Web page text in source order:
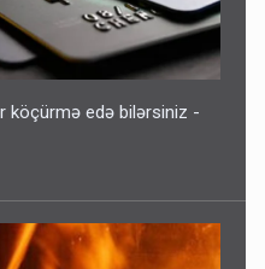
köçürmə edə bilərsiniz -